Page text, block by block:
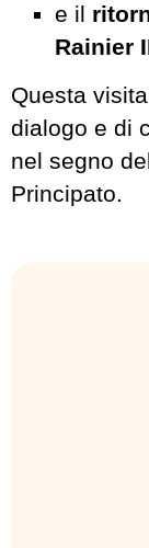
e il
Rainier
Questa
dialogo e di
nel segno
Principato.